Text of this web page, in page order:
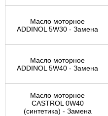
Масло моторное
ADDINOL 5W30 - Замена
Масло моторное
ADDINOL 5W40 - Замена
Масло моторное
CASTROL 0W40
(синтетика) - Замена